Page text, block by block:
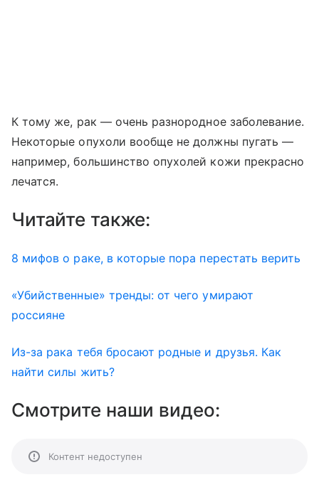
К тому же, рак — очень разнородное заболевание.
Некоторые опухоли вообще не должны пугать —
например, большинство опухолей кожи прекрасно
лечатся.
Читайте также:
8 мифов о раке, в которые пора перестать верить
«Убийственные» тренды: от чего умирают
россияне
Из-за рака тебя бросают родные и друзья. Как
найти силы жить?
Смотрите наши видео:
Контент недоступен